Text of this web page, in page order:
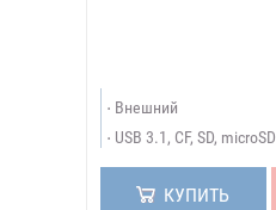
Внешний
USB 3.1, CF, SD, microSD
КУПИТЬ